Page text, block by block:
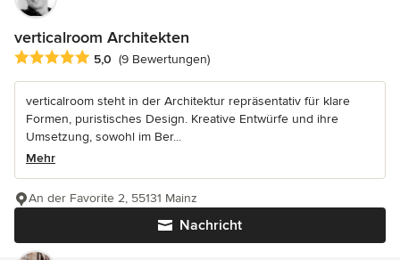
verticalroom Architekten
Durchschnittliche Bewertung: 5 von 5 Sternen
5,0 (9 Bewertungen)
verticalroom steht in der Architektur repräsentativ für klare
Formen, puristisches Design. Kreative Entwürfe und ihre
Umsetzung, sowohl im Ber...
Mehr
Nachricht
An der Favorite 2, 55131 Mainz